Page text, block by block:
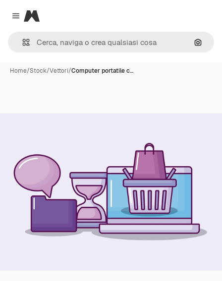
Close menu
Magnific
Cerca
Home/Stock/Vettori/Computer portatile c…